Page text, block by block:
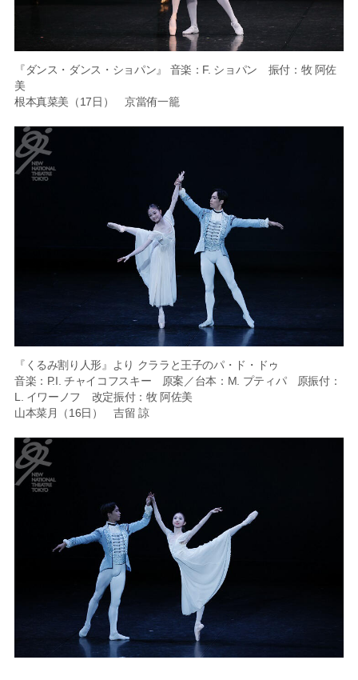
『ダンス・ダンス・ショパン』 音楽：F. ショパン 振付：牧 阿佐
美
根本真菜美（17日） 京當侑一籠
『くるみ割り人形』より クララと王子のパ・ド・ドゥ
音楽：P.I. チャイコフスキー 原案／台本：M. プティパ 原振付：
L. イワーノフ 改定振付：牧 阿佐美
山本菜月（16日） 吉留 諒